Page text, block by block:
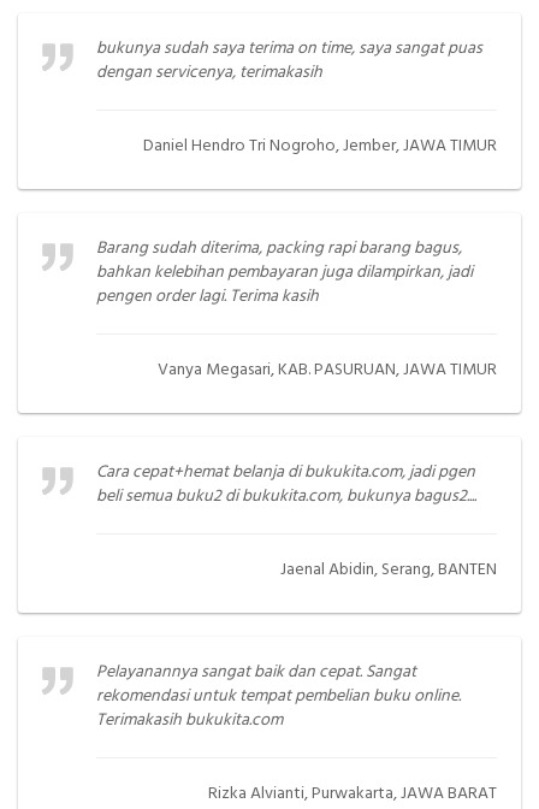
bukunya sudah saya terima on time, saya sangat puas
dengan servicenya, terimakasih
Daniel Hendro Tri Nogroho, Jember, JAWA TIMUR
Barang sudah diterima, packing rapi barang bagus,
bahkan kelebihan pembayaran juga dilampirkan, jadi
pengen order lagi. Terima kasih
Vanya Megasari, KAB. PASURUAN, JAWA TIMUR
Cara cepat+hemat belanja di bukukita.com, jadi pgen
beli semua buku2 di bukukita.com, bukunya bagus2....
Jaenal Abidin, Serang, BANTEN
Pelayanannya sangat baik dan cepat. Sangat
rekomendasi untuk tempat pembelian buku online.
Terimakasih bukukita.com
Rizka Alvianti, Purwakarta, JAWA BARAT